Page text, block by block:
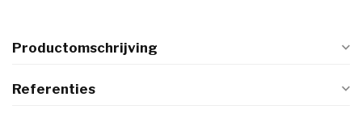
Productomschrijving
Referenties